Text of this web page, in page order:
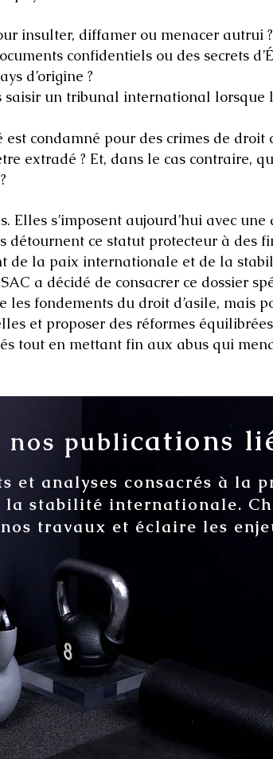
insulter, diffamer ou menacer autrui ?
confidentiels ou des secrets
d’origine ?
saisir un tribunal international lorsque
condamné pour des crimes de droit
extradé ? Et, dans le cas contraire,
Elles s’imposent aujourd’hui avec une
détournent ce statut protecteur à des
de la paix internationale et de la
a décidé de consacrer ce dossier
les fondements du droit d’asile, mais
et proposer des réformes
tout en mettant fin aux abus qui
nos publications
et analyses consacrés à la
la stabilité internationale.
travaux et éclaire les